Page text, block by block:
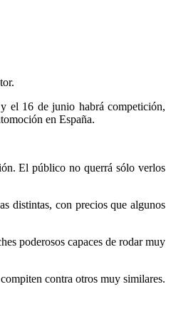
el 16 de junio habrá competición,
en España.
El público no querrá sólo verlos
distintas, con precios que algunos
poderosos capaces de rodar muy
contra otros muy similares.